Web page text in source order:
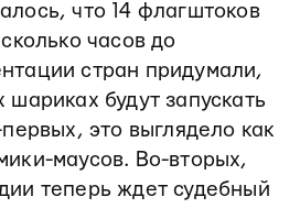
что 14 флагштоков
часов до
стран придумали,
будут запускать
это выглядело как
маусов. Во-вторых,
теперь ждет судебный